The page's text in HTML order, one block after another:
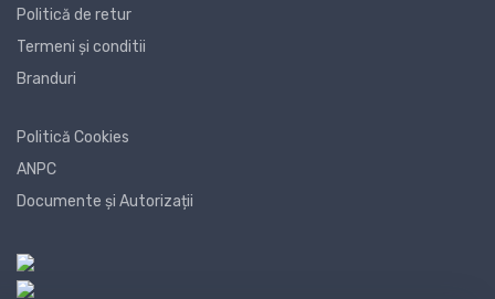
Politică de retur
Termeni și conditii
Branduri
Politică Cookies
ANPC
Documente și Autorizații